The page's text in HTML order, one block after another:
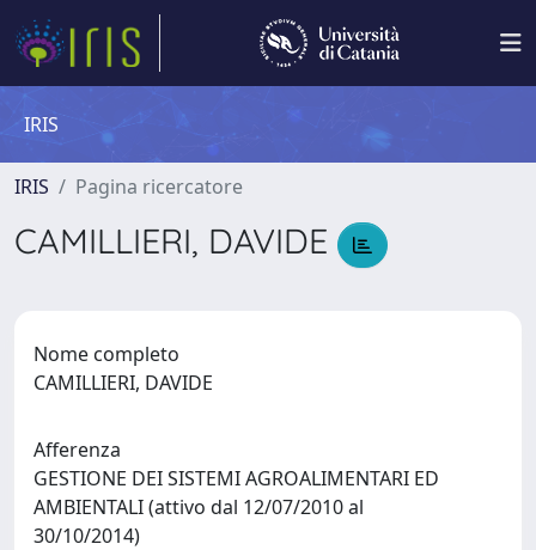
IRIS
IRIS Pagina ricercatore
CAMILLIERI, DAVIDE
Nome completo
CAMILLIERI, DAVIDE
Afferenza
GESTIONE DEI SISTEMI AGROALIMENTARI ED
AMBIENTALI (attivo dal 12/07/2010 al
30/10/2014)